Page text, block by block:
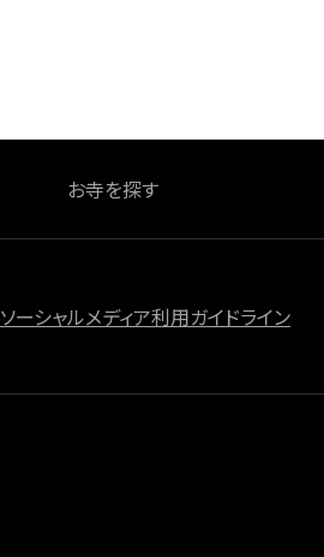
お寺を探す
ソーシャルメディア利用ガイドライン